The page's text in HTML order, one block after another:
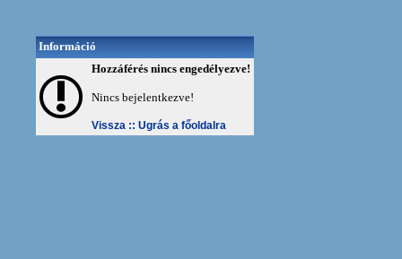
Információ
Hozzáférés nincs engedélyezve!
Nincs bejelentkezve!
Vissza :: Ugrás a főoldalra